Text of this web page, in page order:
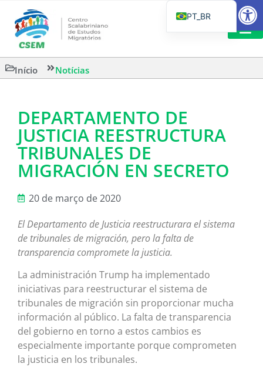
Início Notícias
DEPARTAMENTO DE
JUSTICIA REESTRUCTURA
TRIBUNALES DE
MIGRACIÓN EN SECRETO
20 de março de 2020
El Departamento de Justicia reestructurara el sistema
de tribunales de migración, pero la falta de
transparencia compromete la justicia.
La administración Trump ha implementado
iniciativas para reestructurar el sistema de
tribunales de migración sin proporcionar mucha
información al público. La falta de transparencia
del gobierno en torno a estos cambios es
especialmente importante porque comprometen
la justicia en los tribunales.
PT_BR
IT